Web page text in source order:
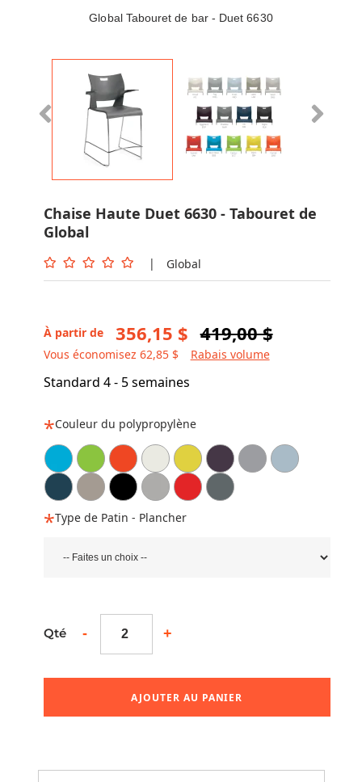
Global Tabouret de bar - Duet 6630
Chaise Haute Duet 6630 - Tabouret de
Global
| Global
À partir de 356,15 $ 419,00 $
Vous économisez 62,85 $ Rabais volume
Standard 4 - 5 semaines
Couleur du polypropylène
Type de Patin - Plancher
Qté - +
AJOUTER AU PANIER